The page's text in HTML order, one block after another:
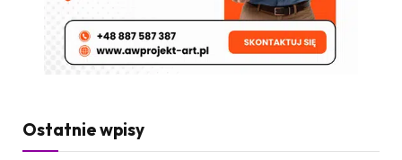
Ostatnie wpisy